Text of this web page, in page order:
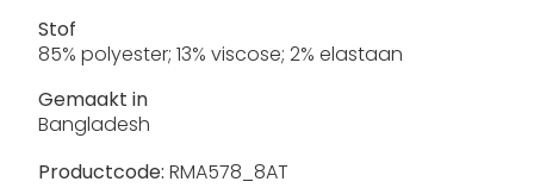
Stof
85% polyester; 13% viscose; 2% elastaan
Gemaakt in
Bangladesh
Productcode: RMA578_8AT